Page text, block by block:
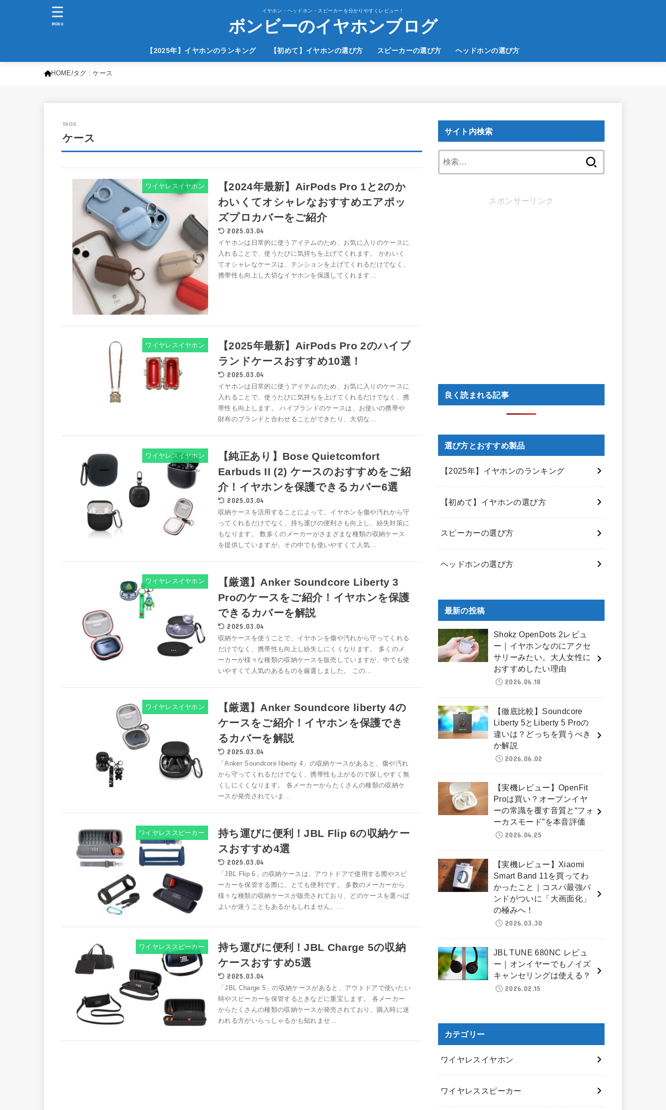
イヤホン・ヘッドホン・スピーカーを分かりやすくレビュー！
ボンビーのイヤホンブログ
【2025年】イヤホンのランキング 【初めて】イヤホンの選び方 スピーカーの選び方 ヘッドホンの選び方
MENU
HOME タグ : ケース
ケース
ワイヤレスイヤホン
【2024年最新】AirPods Pro 1と2のか
わいくてオシャレなおすすめエアポッ
ズプロカバーをご紹介
2025.03.04
イヤホンは日常的に使うアイテムのため、お気に入りのケースに
入れることで、使うたびに気持ちを上げてくれます。 かわいく
てオシャレなケースは、テンションを上げてくれるだけでなく、
携帯性も向上し大切なイヤホンを保護してくれます...
ワイヤレスイヤホン
【2025年最新】AirPods Pro 2のハイブ
ランドケースおすすめ10選！
2025.03.04
イヤホンは日常的に使うアイテムのため、お気に入りのケースに
入れることで、使うたびに気持ちを上げてくれるだけでなく、携
帯性も向上します。 ハイブランドのケースは、お使いの携帯や
財布のブランドと合わせることができたり、大切な...
ワイヤレスイヤホン
【純正あり】Bose Quietcomfort
Earbuds II (2) ケースのおすすめをご紹
介！イヤホンを保護できるカバー6選
2025.03.04
収納ケースを活用することによって、イヤホンを傷や汚れから守
ってくれるだけでなく、持ち運びの便利さも向上し、紛失対策に
もなります。 数多くのメーカーがさまざまな種類の収納ケース
を提供していますが、その中でも使いやすくて人気...
ワイヤレスイヤホン
【厳選】Anker Soundcore Liberty 3
Proのケースをご紹介！イヤホンを保護
できるカバーを解説
2025.03.04
収納ケースを使うことで、イヤホンを傷や汚れから守ってくれる
だけでなく、携帯性も向上し紛失しにくくなります。 多くのメ
ーカーが様々な種類の収納ケースを販売していますが、中でも使
いやすくて人気のあるものを厳選しました。 この...
ワイヤレスイヤホン
【厳選】Anker Soundcore liberty 4の
ケースをご紹介！イヤホンを保護でき
るカバーを解説
2025.03.04
「Anker Soundcore liberty 4」の収納ケースがあると、傷や汚れ
から守ってくれるだけでなく、携帯性も上がるので探しやすく無
くしにくくなります。 各メーカーからたくさんの種類の収納ケ
ースが発売されていま...
ワイヤレススピーカー
持ち運びに便利！JBL Flip 6の収納ケー
スおすすめ4選
2025.03.04
「JBL Flip 6」の収納ケースは、アウトドアで使用する際やスピ
ーカーを保管する際に、とても便利です。 多数のメーカーから
様々な種類の収納ケースが販売されており、どのケースを選べば
よいか迷うこともあるかもしれません。...
ワイヤレススピーカー
持ち運びに便利！JBL Charge 5の収納
ケースおすすめ5選
2025.03.04
「JBL Charge 5」の収納ケースがあると、アウトドアで使いたい
時やスピーカーを保管するときなどに重宝します。 各メーカー
からたくさんの種類の収納ケースが発売されており、購入時に迷
われる方がいらっしゃるかも知れませ...
サイト内検索
索:
スポンサーリンク
良く読まれる記事
選び方とおすすめ製品
【2025年】イヤホンのランキング
【初めて】イヤホンの選び方
スピーカーの選び方
ヘッドホンの選び方
最新の投稿
Shokz OpenDots 2レビュ
ー｜イヤホンなのにアクセ
サリーみたい。大人女性に
おすすめしたい理由
2026.06.18
【徹底比較】Soundcore
Liberty 5とLiberty 5 Proの
違いは？どっちを買うべき
か解説
2026.06.02
【実機レビュー】OpenFit
Proは買い？オープンイヤ
ーの常識を覆す音質と“フォ
ーカスモード”を本音評価
2026.04.25
【実機レビュー】Xiaomi
Smart Band 11を買ってわ
かったこと｜コスパ最強バ
ンドがついに「大画面化」
の極みへ！
2026.03.30
JBL TUNE 680NC レビュ
ー｜オンイヤーでもノイズ
キャンセリングは使える？
2026.02.15
カテゴリー
ワイヤレスイヤホン
ワイヤレススピーカー